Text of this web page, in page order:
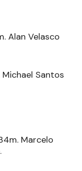
Alan Velasco
Michael Santos
Marcelo